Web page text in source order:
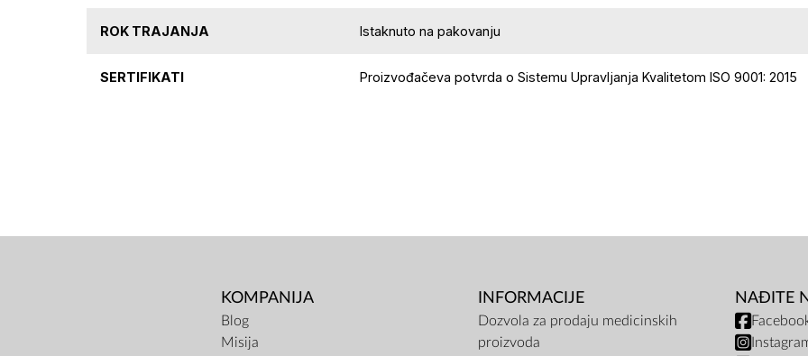
ROK TRAJANJA Istaknuto na pakovanju
SERTIFIKATI Proizvođačeva potvrda o Sistemu Upravljanja Kvalitetom ISO 9001: 2015
KOMPANIJA
Blog
Misija
INFORMACIJE
Dozvola za prodaju medicinskih
proizvoda
NAĐITE